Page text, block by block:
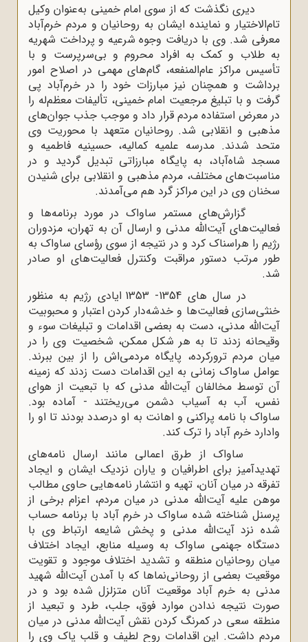
دیری نگذشت که از سوی امام خمینی به‌عنوان وکیل
تام‌الاختیار و نماینده ایشان به روحانیان و مردم خرم‌آباد
معرفی شد. وی با دریافت وجوه شرعیه و پرداخت شهریه
به طلاب و کمک به افراد محروم و بی‌سرپرست و با
تأسیس مراکز عام‌المنفعه، گام‌های مهمی در اصلاح امور
بر‌داشت و همچنان نیز مبارزات خود را در خرم‌آباد پی
گرفت و با تبلیغ مرجعیت امام خمینی، تألیفات معظم‌له را
در معرض استفاده مردم قرار داد و موجب جذب جوان‌های
مذهبی و انقلابی شد. روحانیان متعهد با محوریت وی
متحد شدند. مدرسه علمیه کمالیه، حسینیه فاطمیه و
مسجد شاه‌آباد، به پایگاه مبارزاتی تبدیل گردید و در
مناسبت‌های مختلف، مردم مذهبی و انقلابی برای شنیدن
سخنان وی در این مراکز گرد هم می‌آمدند.
گزارش‌های مستمر ساواک در مورد برنامه‌ها و
فعالیت‌های آیت‌الله مدنی و ارسال آن به تهران، مزدوران
رژیم را هراسناک کرد و در نتیجه از سوی رؤسای ساواک به
طور مرتب دستور مراقبت وکنترل فعالیت‌های او صادر
در سال های 1354- 1353 ایادی رژیم به منظور
خنثی‌سازی فعالیت‌ها و خدشه‌دار کردن اعتبار و محبوبیت
آیت‌الله مدنی، دست به بعضی اقدامات و تبلیغات سوء و
وقیحانه زدند تا به هر شکل ممکن، شخصیت وی را در
میان مردم ترورکرده، پایگاه مردمی‌اش را از بین ببرند.
عوامل ساواک زمانی به این اقدامات دست زدند که زمینه
آن توسط مخالفان آیت‌الله مدنی که با تبعیت از هوای
نفس، آب به آسیاب دشمن می‌ریختند - آماده بود.
ساواک با نامه پراکنی و اهانت به او درصدد بودند تا او را
وادارد خرم آباد را ترک کند.
ساواک از طرق اعمالی مانند ارسال نامه‌های
تهدیدآمیز برای اطرافیان و یاران نزدیک ایشان و ایجاد
تفرقه در میان آنان، تهیه و انتشار نامه‌هایی حاوی مطالب
موهن علیه آیت‌الله مدنی در میان مردم، اعزام برخی از
پرسنل شناخته شده ساواک در خرم آباد با برنامه حساب
شده نزد آیت‌الله مدنی و پخش شایعه ارتباط وی با
دستگاه جهنمی ساواک به وسیله منابع، ایجاد اختلاف
میان روحانیان منطقه و تشدید اختلاف موجود و تقویت
موقعیت بعضی از روحانی‌نماها که با آمدن آیت‌الله شهید
مدنی به خرم آباد موقعیت آنان متزلزل شده بود و در
صورت نتیجه ندادن موارد فوق، جلب، طرد و تبعید از
منطقه سعی در کمرنگ کردن نقش آیت‌الله مدنی در میان
مردم داشت. این اقدامات روح لطیف و قلب پاک وی را